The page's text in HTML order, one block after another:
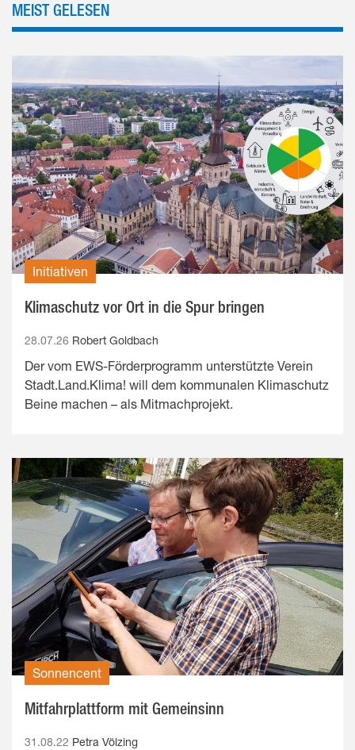
MEIST GELESEN
Initiativen
Klimaschutz vor Ort in die Spur bringen
28.07.26 Robert Goldbach
Der vom EWS-Förderprogramm unterstützte Verein
Stadt.Land.Klima! will dem kommunalen Klimaschutz
Beine machen – als Mitmachprojekt.
Sonnencent
Mitfahrplattform mit Gemeinsinn
31.08.22 Petra Völzing